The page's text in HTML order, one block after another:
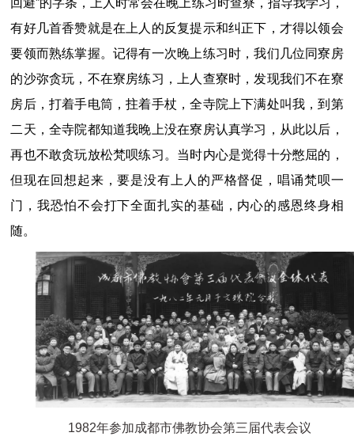
有好几首香赞就是在上人的反复提示和纠正下，才得以领会
要领而熟练掌握。记得有一次晚上练习时，我们几位同寮房
的沙弥贪玩，不在寮房练习，上人查寮时，发现我们不在寮
房后，打着手电筒，拄着手杖，全寺院上下满处叫我，到第
二天，全寺院都知道我晚上没在寮房认真学习，从此以后，
再也不敢贪玩放松梵呗练习。当时内心是觉得十分憋屈的，
但现在回想起来，要是没有上人的严格督促，唱诵梵呗一
门，我恐怕不会打下全面扎实的基础，内心的感恩终身相
随。
1982年参加成都市佛教协会第三届代表会议